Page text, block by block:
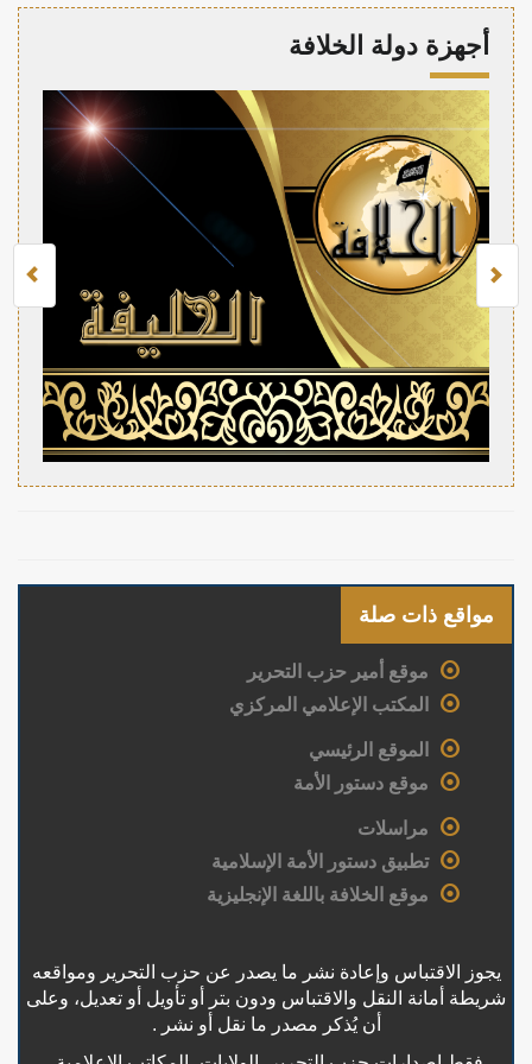
أجهزة دولة الخلافة
مواقع ذات صلة
موقع أمير حزب التحرير
المكتب الإعلامي المركزي
الموقع الرئيسي
موقع دستور الأمة
مراسلات
تطبيق دستور الأمة الإسلامية
موقع الخلافة باللغة الإنجليزية
يجوز الاقتباس وإعادة نشر ما يصدر عن حزب التحرير ومواقعه
شريطة أمانة النقل والاقتباس ودون بتر أو تأويل أو تعديل، وعلى
أن يُذكر مصدر ما نقل أو نشر .